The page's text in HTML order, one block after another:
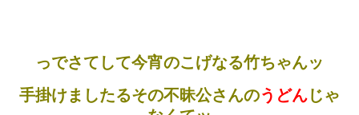
っでさてして今宵のこげなる竹ちゃんッ
手掛けましたるその不昧公さんのうどんじゃ